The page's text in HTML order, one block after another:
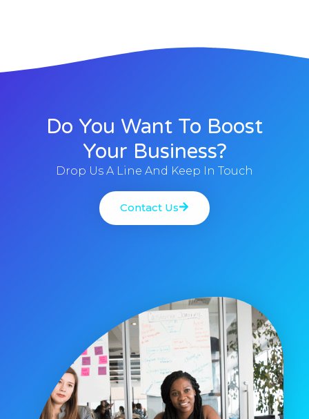
Do You Want To Boost
Your Business?
Drop Us A Line And Keep In Touch
Contact Us